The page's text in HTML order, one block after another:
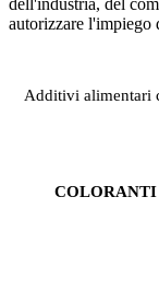
autorizzare l'impiego
Additivi alimentari
COLORANTI